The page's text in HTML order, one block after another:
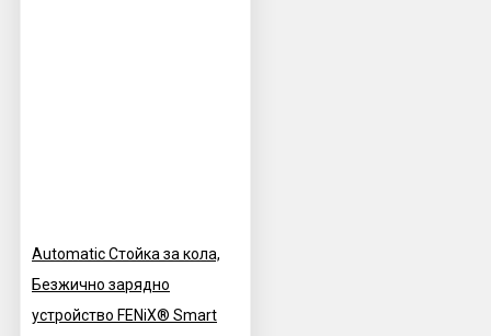
Automatic Стойка за кола,
Безжично зарядно
устройство FENiX® Smart